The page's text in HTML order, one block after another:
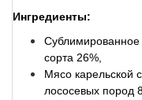
Ингредиенты:
сорта 26%,
Мясо карельской
лососевых пород